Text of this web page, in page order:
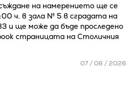
на намерението ще се
ч. в зала № 5 в сградата на
и ще може да бъде проследено
страницата на Столичния
07 / 08 / 2026